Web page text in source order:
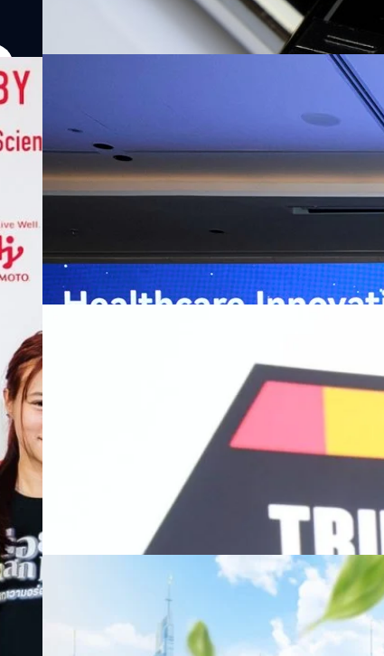
หัวเว่ยเดินหน้าปฏิวัติวงการสาธารณสุขไทยด้ว
เกมเร่งเครื่อง AI เพื่อการแพทย์ในประเทศไทย
กรุงเทพฯ, 7 สิงหาคม 2569 — หัวเว่ย จัดงาน “Huawei AI+
Thailand Digital & AI Summit 2026 รวมผู้นำด้านนโยบายสา
พันธมิตรด้านเทคโนโลยีจากไทยและจีน ร่วมขับเคลื่อนอนาคตขอ
ปัญญาประดิษฐ์ (AI) พร้อมประกาศความร่วมมือครั้งสำคัญเพื่อ
ประเทศอย่างเป็นทางการ นายปีเตอร์ จาง ประธานกลุ่มธุรกิจก
เว่ย เทคโนโลยี่ จำกัด ได้กล่าวถึงความมุ่งมั่นของหัวเว่ยในการ
สาธารณสุขไทย และบทบาทของเทคโนโลยี AI ในการยกระดับคุ
ประชาชนได้อย่างทั่วถึงมากขึ้น ภายใต้แนวคิด “AI for Health,
มาเปลี่ยนแปลงอุตสาหกรรมสาธารณสุขอย่างรวดเร็ว หัวเว่ยมี
หลายแห่งในจีน เราเชื่อมั่นว่าความร่วมมือระหว่างหัวเว่ยกับพัน
Read More
Recurring Revenue เร่งเครื่อง New
บริษัท ซินเน็ค (ประเทศไทย) จำกัด (มหาชน) หรือ SYNNEX โช
ไตรมาส 2 และงวด 6 เดือนแรกของปี 2569 เติบโต 17.8% และ
เติบโตของรายได้อย่างมีนัยสำคัญ พร้อมประกาศจ่ายเงินปันผลร
ไม่ได้รับสิทธิปันผล (XD) วันที่ 19 สิงหาคม 2569 และกำหนดจ่
ธิดา มงคลสุธี ประธานเจ้าหน้าที่บริหาร บริษัท ซินเน็ค (ประเทศไ
แรกบริษัทเดินหน้าขับเคลื่อน Business Transformation อย่าง
สินค้าไอที สู่การเป็น Digital Infrastructure Platform เพื่อรอง
สัดส่วนธุรกิจที่มีมูลค่าเพิ่ม ควบคู่กับการขยายเครือข่ายพันธมิตรเ
| 2 days ago
ครบรอบ 6 ปี สำนักข่าว TODAY เปิดเวทีใหญ่
TRANSITION ถกแนวทางปรับตัวสู่เศรษฐกิจสี